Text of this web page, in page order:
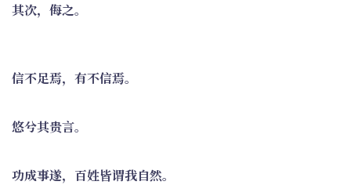
其次，侮之。
信不足焉，有不信焉。
悠兮其贵言。
功成事遂，百姓皆谓我自然。